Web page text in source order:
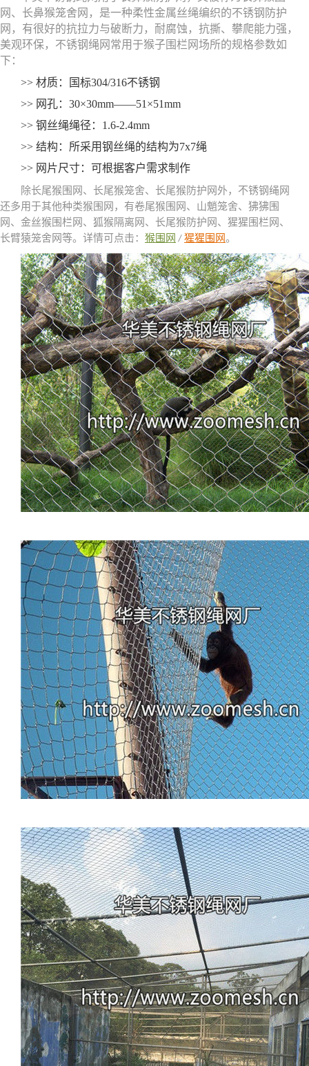
网、长鼻猴笼舍网，是一种柔性金属丝绳编织的不锈钢防护
网，有很好的抗拉力与破断力，耐腐蚀，抗撕、攀爬能力强，
美观环保，不锈钢绳网常用于猴子围栏网场所的规格参数如
下：
>> 材质：国标304/316不锈钢
>> 网孔：30×30mm——51×51mm
>> 钢丝绳绳径：1.6-2.4mm
>> 结构：所采用钢丝绳的结构为7x7绳
>> 网片尺寸：可根据客户需求制作
除长尾猴围网、长尾猴笼舍、长尾猴防护网外，不锈钢绳网
还多用于其他种类猴围网，有卷尾猴围网、山魈笼舍、狒狒围
网、金丝猴围栏网、狐猴隔离网、长尾猴防护网、猩猩围栏网、
长臂猿笼舍网等。详情可点击： 猴围网 / 猩猩围网 。